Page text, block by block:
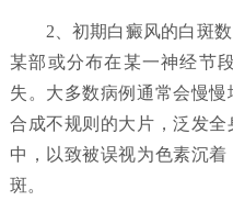
2、初期白癜风的白斑数
某部或分布在某一神经节
失。大多数病例通常会慢
合成不规则的大片，泛发
中，以致被误视为色素沉
斑。